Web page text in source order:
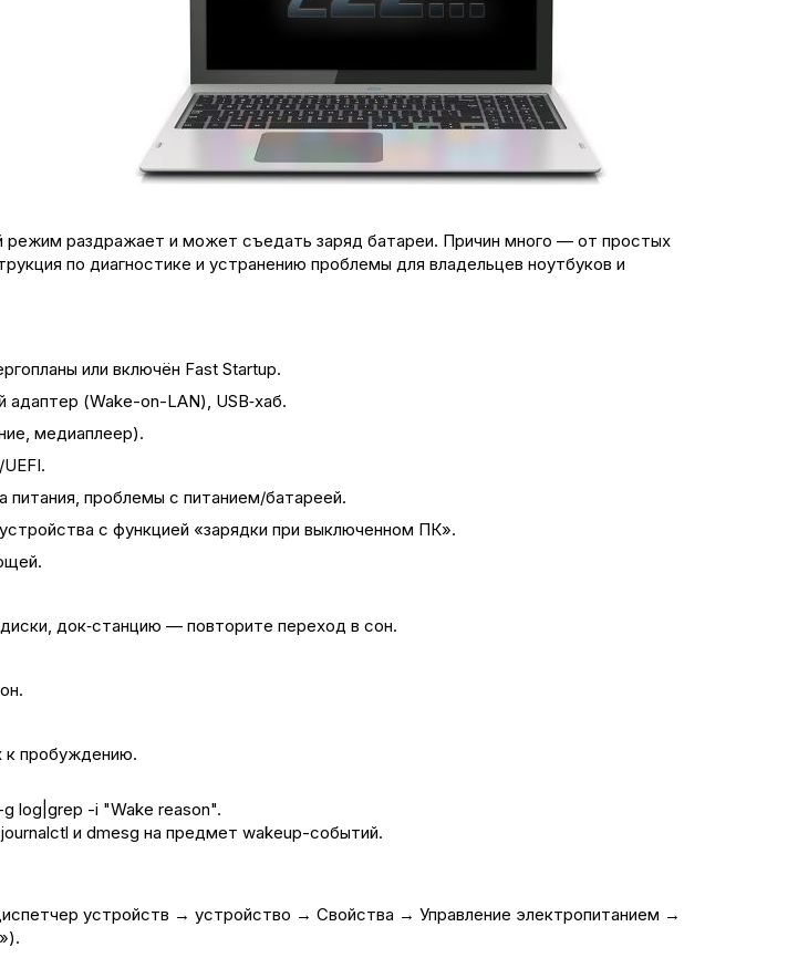
режим раздражает и может съедать заряд батареи. Причин много — от простых
по диагностике и устранению проблемы для владельцев ноутбуков и
или включён Fast Startup.
(Wake-on-LAN), USB‑хаб.
медиаплеер).
питания, проблемы с питанием/батареей.
с функцией «зарядки при выключенном ПК».
док‑станцию — повторите переход в сон.
к пробуждению.
log|grep -i "Wake reason".
и dmesg на предмет wakeup-событий.
устройств → устройство → Свойства → Управление электропитанием →